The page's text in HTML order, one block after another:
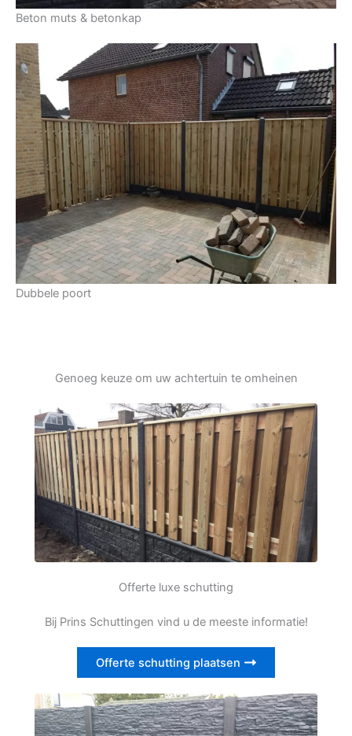
Beton muts & betonkap
Dubbele poort
Genoeg keuze om uw achtertuin te omheinen
Offerte luxe schutting
Bij Prins Schuttingen vind u de meeste informatie!
Offerte schutting plaatsen